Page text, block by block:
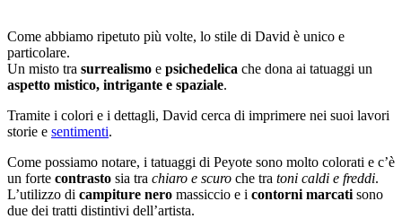
Come abbiamo ripetuto più volte, lo stile di David è unico e
particolare.
Un misto tra surrealismo e psichedelica che dona ai tatuaggi un
aspetto mistico, intrigante e spaziale.
Tramite i colori e i dettagli, David cerca di imprimere nei suoi lavori
storie e sentimenti.
Come possiamo notare, i tatuaggi di Peyote sono molto colorati e c’è
un forte contrasto sia tra chiaro e scuro che tra toni caldi e freddi.
L’utilizzo di campiture nero massiccio e i contorni marcati sono
due dei tratti distintivi dell’artista.